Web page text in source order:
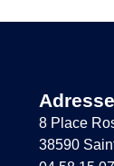
8 Place
38590